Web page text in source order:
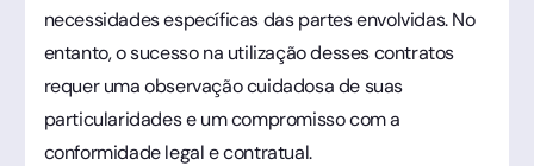
necessidades específicas das partes envolvidas. No
entanto, o sucesso na utilização desses contratos
requer uma observação cuidadosa de suas
particularidades e um compromisso com a
conformidade legal e contratual.